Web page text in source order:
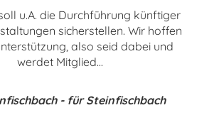
u.A. die Durchführung künftiger
sicherstellen. Wir hoffen
also seid dabei und
werdet Mitglied...
- für Steinfischbach